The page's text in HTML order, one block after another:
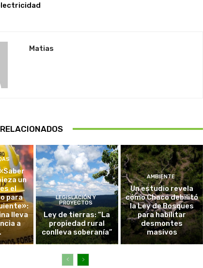
Matias
un
el
para
lleva
a
LEGISLACIÓN Y
PROYECTOS
Ley de tierras: “La
propiedad rural
conlleva soberanía”
AMBIENTE
Un estudio revela
cómo Chaco debilitó
la Ley de Bosques
para habilitar
desmontes
masivos